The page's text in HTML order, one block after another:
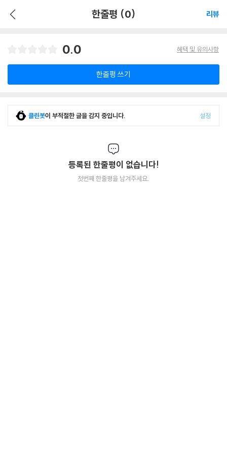
한줄평 (0) 리뷰
0.0 혜택 및 유의사항
한줄평 쓰기
클린봇이 부적절한 글을 감지 중입니다. 설정
등록된 한줄평이 없습니다!
첫번째 한줄평을 남겨주세요.